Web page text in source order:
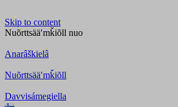
Skip to content
Nuõrttsääʹmǩiõll nuo
Anarâškielâ
Nuõrttsääʹmǩiõll
Davvisámegiella